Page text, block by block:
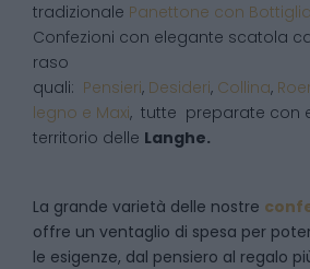
tradizionale Panettone con Bottiglia
Confezioni con elegante scatola
raso
quali: Pensieri, Desideri, Collina,
legno e Maxi, tutte preparate con
territorio delle Langhe.
La grande varietà delle nostre
offre un ventaglio di spesa per
le esigenze, dal pensiero al regalo